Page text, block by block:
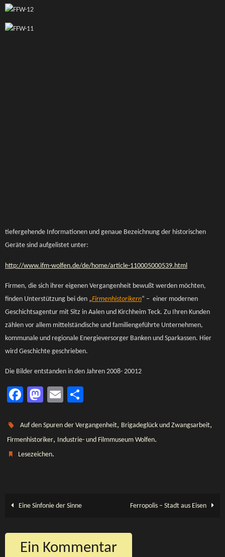
tiefergehende Informationen und genaue Bezeichnung der historischen
Geräte sind aufgelistet unter:
http://www.ifm-wolfen.de/de/home/article-110005000539.html
Firmen, die sich ihrer eigenen Vergangenheit bewußt werden möchten,
finden Unterstützung bei den „Firmenhistorikern“ – einer modernen
Geschichtsagentur mit Sitz in Aalen und Kirchheim Teck. Zu Ihren Kunden
zählen vor allem mittelständische und familiengeführte Unternehmen,
kommunale und regionale Energieversorger Banken und Sparkassen. Hier
wird Geschichte geschrieben.
Die Bilder entstanden in den Jahren 2008- 20012
Fa
b
o
ok
M
to
d
o
E
ail n
Auf den Spuren der Vergangenheit, Brigadeglück und Zwangsarbeit,
Firmenhistoriker, Industrie- und Filmmuseum Wolfen.
Lesezeichen.
Eine Sinfonie der Sinne Ferropolis – Stadt aus Eisen
Ein Kommentar